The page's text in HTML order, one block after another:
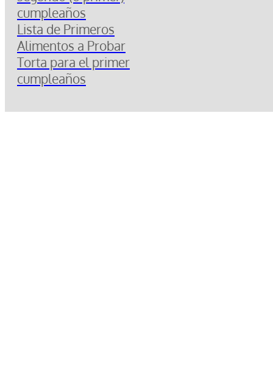
cumpleaños
Lista de Primeros
Alimentos a Probar
Torta para el primer
cumpleaños